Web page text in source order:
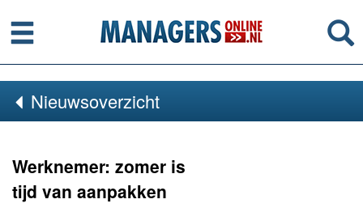
Menu
Nieuwsoverzicht
Werknemer: zomer is
tijd van aanpakken